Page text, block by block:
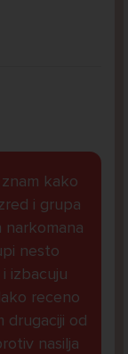
kako
i grupa
narkomana
nesto
izbacuju
receno
drugaciji od
nasilja